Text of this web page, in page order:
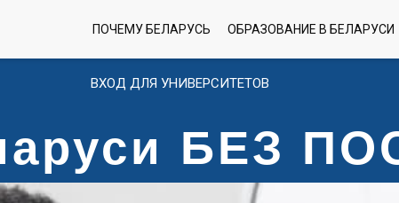
ВХОД ДЛЯ УНИВЕРСИТЕТОВ
ПОЧЕМУ БЕЛАРУСЬ ОБРАЗОВАНИЕ В БЕЛАРУСИ
БЕЗ